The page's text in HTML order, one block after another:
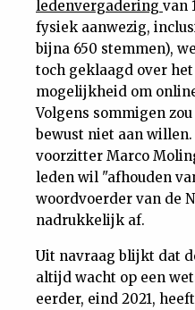
Tuchtrecht
Magazine
Podcast
Dossiers
Nieuwsbrief
Contact
ledenvergadering van
fysiek aanwezig,
bijna 650 stemmen),
toch geklaagd over
mogelijkheid om
Volgens sommigen
bewust niet aan
voorzitter Marco
leden wil "afhouden
woordvoerder van de
nadrukkelijk af.
Uit navraag blijkt dat
altijd wacht op een
eerder, eind 2021,